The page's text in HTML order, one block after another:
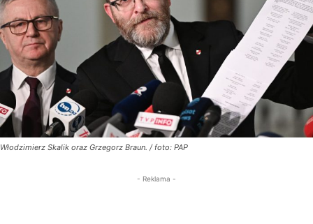
Włodzimierz Skalik oraz Grzegorz Braun. / foto: PAP
- Reklama -